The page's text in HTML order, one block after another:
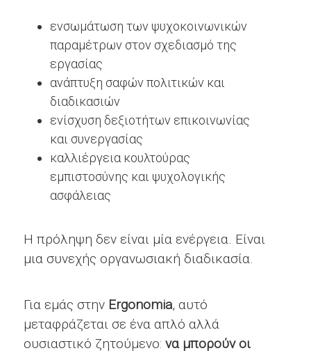
ενσωμάτωση των ψυχοκοινωνικών
παραμέτρων στον σχεδιασμό της
εργασίας
ανάπτυξη σαφών πολιτικών και
διαδικασιών
ενίσχυση δεξιοτήτων επικοινωνίας
και συνεργασίας
καλλιέργεια κουλτούρας
εμπιστοσύνης και ψυχολογικής
ασφάλειας
Η πρόληψη δεν είναι μία ενέργεια. Είναι
μια συνεχής οργανωσιακή διαδικασία.
Για εμάς στηνErgonomia, αυτό
μεταφράζεται σε ένα απλό αλλά
ουσιαστικό ζητούμενο: να μπορούν οι